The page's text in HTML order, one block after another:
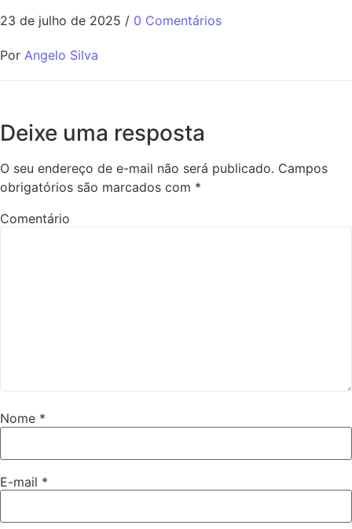
23 de julho de 2025 / 0 Comentários
Por Angelo Silva
Deixe uma resposta
O seu endereço de e-mail não será publicado. Campos
obrigatórios são marcados com *
Comentário
Nome *
E-mail *